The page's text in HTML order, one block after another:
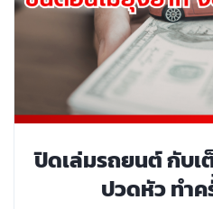
ปิดเล่มรถยนต์ กับ
ปวดหัว ทำ